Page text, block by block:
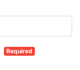
Required